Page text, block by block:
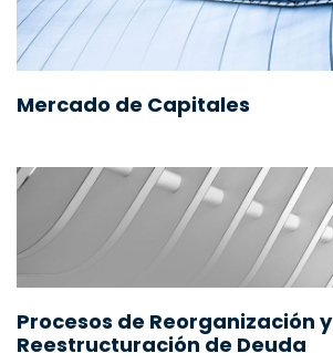
Mercado de Capitales
Procesos de Reorganización y
Reestructuración de Deuda